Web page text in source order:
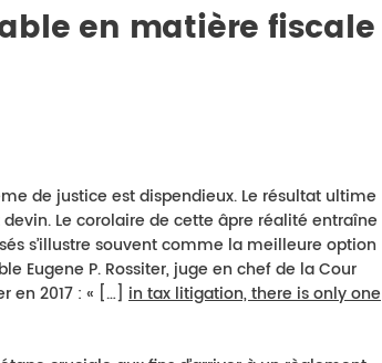
en matière fiscale
de justice est dispendieux. Le résultat ultime
Le corolaire de cette âpre réalité entraîne
s’illustre souvent comme la meilleure option
Eugene P. Rossiter, juge en chef de la Cour
en 2017 : « […] in tax litigation, there is only one